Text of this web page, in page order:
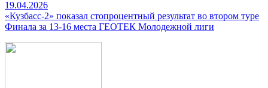
19.04.2026
«Кузбасс-2» показал стопроцентный результат во втором туре
Финала за 13-16 места ГЕОТЕК Молодежной лиги